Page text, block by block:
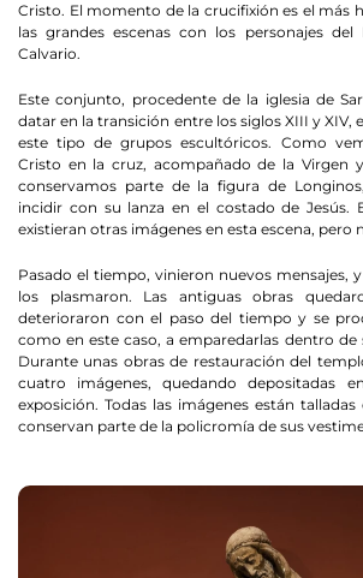
Cristo. El momento de la crucifixión es el más
las grandes escenas con los personajes
Calvario.
Este conjunto, procedente de la iglesia de
datar en la transición entre los siglos XIII y XIV,
este tipo de grupos escultóricos. Como
Cristo en la cruz, acompañado de la Virgen
conservamos parte de la figura de
incidir con su lanza en el costado de Jesús.
existieran otras imágenes en esta escena, pero
Pasado el tiempo, vinieron nuevos mensajes,
los plasmaron. Las antiguas obras
deterioraron con el paso del tiempo y se
como en este caso, a emparedarlas dentro de
Durante unas obras de restauración del
cuatro imágenes, quedando depositadas
exposición. Todas las imágenes están
conservan parte de la policromía de sus